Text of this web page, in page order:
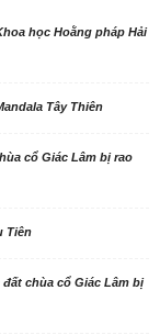
học Hoằng pháp Hải
Tây Thiên
cổ Giác Lâm bị rao
Tiên
chùa cổ Giác Lâm bị